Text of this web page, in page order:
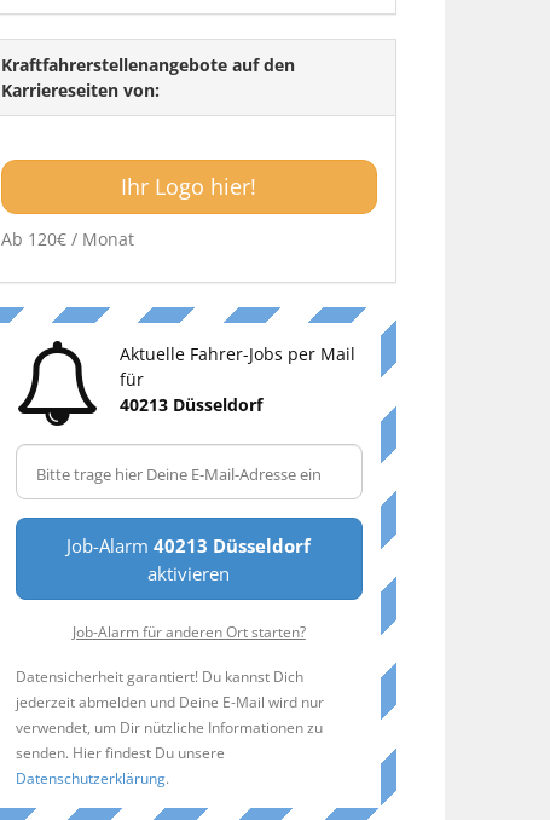
Kraftfahrerstellenangebote auf den
Karriereseiten von:
Ihr Logo hier!
Ab 120€ / Monat
Aktuelle Fahrer-Jobs per Mail
für
40213 Düsseldorf
Job-Alarm40213 Düsseldorf
aktivieren
Job-Alarm für anderen Ort starten?
Datensicherheit garantiert! Du kannst Dich
jederzeit abmelden und Deine E-Mail wird nur
verwendet, um Dir nützliche Informationen zu
senden. Hier findest Du unsere
Datenschutzerklärung.